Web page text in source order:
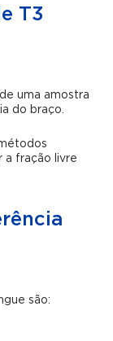
T3
uma amostra
do braço.
a fração livre
são: